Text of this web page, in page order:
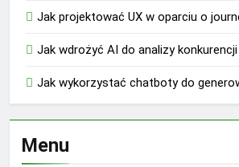
Jak projektować UX w oparciu o
Jak wdrożyć AI do analizy konkurencji
Jak wykorzystać chatboty do
Menu